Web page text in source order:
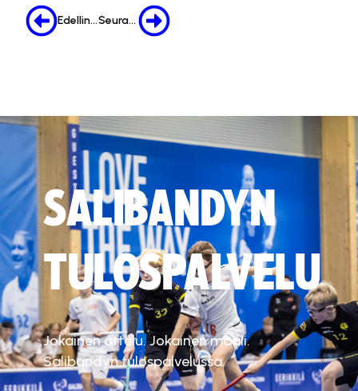
Edellinen Seuraava
SALIBANDYN
TULOSPALVELU
Jokainen ottelu. Jokainen maali.
Salibandyn tulospalvelussa.